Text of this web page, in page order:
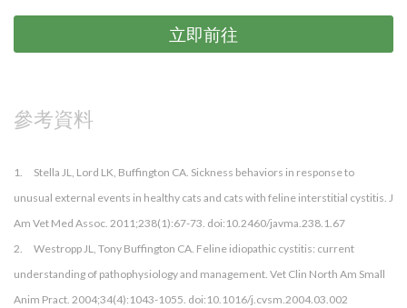
立即前往
參考資料
1. Stella JL, Lord LK, Buffington CA. Sickness behaviors in response to
unusual external events in healthy cats and cats with feline interstitial cystitis. J
Am Vet Med Assoc. 2011;238(1):67-73. doi:10.2460/javma.238.1.67
2. Westropp JL, Tony Buffington CA. Feline idiopathic cystitis: current
understanding of pathophysiology and management. Vet Clin North Am Small
Anim Pract. 2004;34(4):1043-1055. doi:10.1016/j.cvsm.2004.03.002